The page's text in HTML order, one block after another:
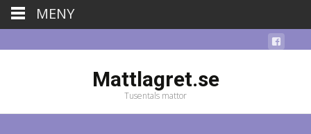
Mattlagret.se
Tusentals mattor
MENY